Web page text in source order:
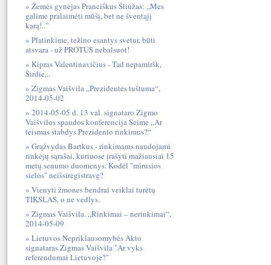
Žemės gynėjas Pranciškus Šliužas: „Mes
galime pralaimėti mūšį, bet ne šventąjį
karą!..”
Platinkime, težino esantys svetur, būti
atsvara - už PROTUS nebalsuot!
Kipras Valentinavičius - Tad nepamiršk,
Širdie...
Zigmas Vaišvila „Prezidentės tuštuma“,
2014-05-02
2014-05-05 d. 13 val. signataro Zigmo
Vaišvilos spaudos konferencija Seime „Ar
teismas stabdys Prezidento rinkimus?“
Grąžvydas Bartkus - rinkimams naudojami
rinkėjų sąrašai, kuriuose įrašyti mažiausiai 15
metų senumo duomenys. Kodėl "mirusios
sielos" neišsiregistravę?
Vienyti žmones bendrai veiklai turėtų
TIKSLAS, o ne vedlys.
Zigmas Vaišvila. „Rinkimai – nerinkimai“,
2014-05-09
Lietuvos Nepriklausomybės Akto
signataras Zigmas Vaišvila "Ar vyks
referendumai Lietuvoje?"